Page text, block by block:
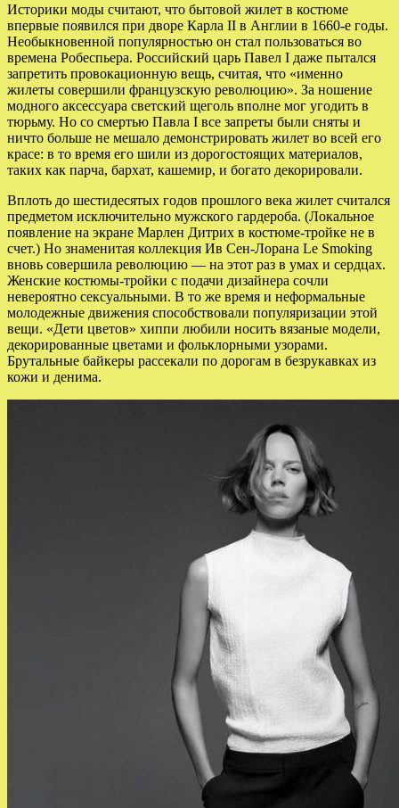
Историки моды считают, что бытовой жилет в костюме
впервые появился при дворе Карла II в Англии в 1660-е годы.
Необыкновенной популярностью он стал пользоваться во
времена Робеспьера. Российский царь Павел I даже пытался
запретить провокационную вещь, считая, что «именно
жилеты совершили французскую революцию». За ношение
модного аксессуара светский щеголь вполне мог угодить в
тюрьму. Но со смертью Павла I все запреты были сняты и
ничто больше не мешало демонстрировать жилет во всей его
красе: в то время его шили из дорогостоящих материалов,
таких как парча, бархат, кашемир, и богато декорировали.
Вплоть до шестидесятых годов прошлого века жилет считался
предметом исключительно мужского гардероба. (Локальное
появление на экране Марлен Дитрих в костюме-тройке не в
счет.) Но знаменитая коллекция Ив Сен-Лорана Le Smoking
вновь совершила революцию — на этот раз в умах и сердцах.
Женские костюмы-тройки с подачи дизайнера сочли
невероятно сексуальными. В то же время и неформальные
молодежные движения способствовали популяризации этой
вещи. «Дети цветов» хиппи любили носить вязаные модели,
декорированные цветами и фольклорными узорами.
Брутальные байкеры рассекали по дорогам в безрукавках из
кожи и денима.